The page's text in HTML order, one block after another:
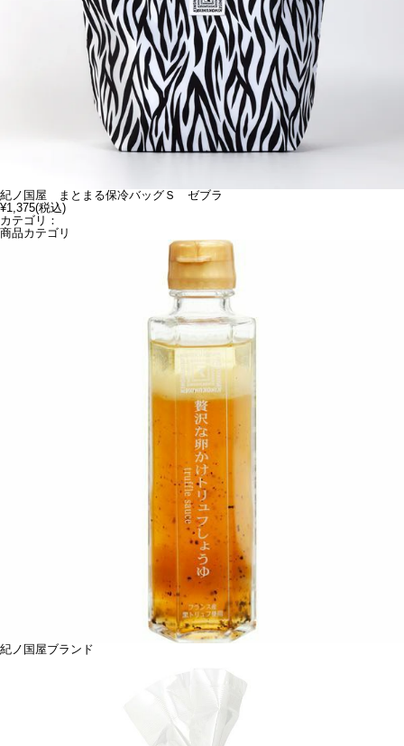
紀ノ国屋 まとまる保冷バッグＳ ゼブラ
¥1,375(税込)
カテゴリ：
商品カテゴリ
紀ノ国屋ブランド